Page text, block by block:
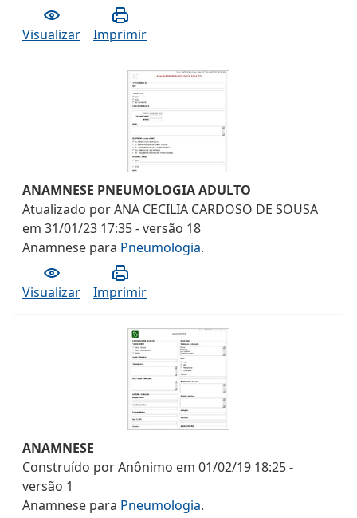
Visualizar Imprimir
ANAMNESE PNEUMOLOGIA ADULTO
Atualizado porANA CECILIA CARDOSO DE SOUSA
em 31/01/23 17:35- versão 18
Anamnese para Pneumologia.
Visualizar Imprimir
ANAMNESE
Construído porAnônimo em 01/02/19 18:25-
versão 1
Anamnese para Pneumologia.